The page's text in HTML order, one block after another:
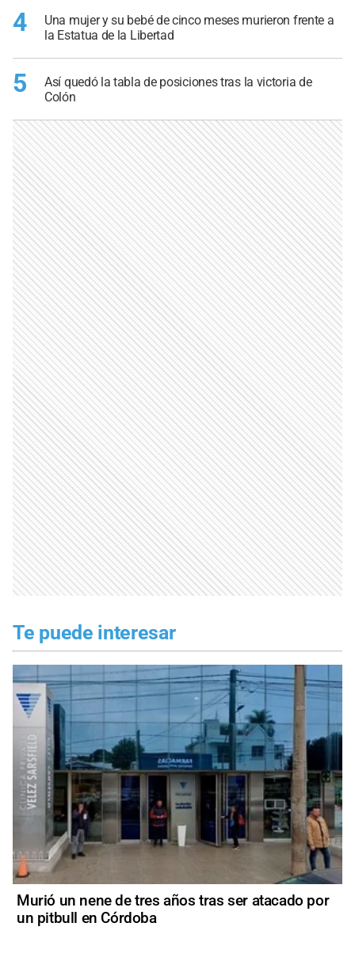
4
Una mujer y su bebé de cinco meses murieron frente a
la Estatua de la Libertad
5
Así quedó la tabla de posiciones tras la victoria de
Colón
Te puede interesar
Murió un nene de tres años tras ser atacado por
un pitbull en Córdoba